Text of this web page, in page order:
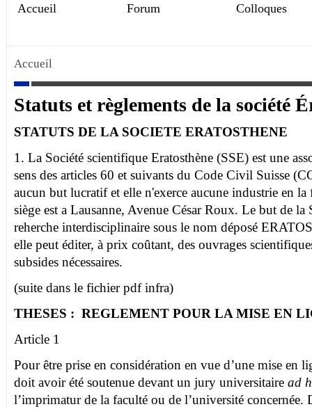
Accueil Forum Colloques
Accueil
Statuts et règlements de la société
STATUTS DE LA SOCIETE ERATOSTHENE
1. La Société scientifique Eratosthène (SSE) est une
sens des articles 60 et suivants du Code Civil Suisse
aucun but lucratif et elle n'exerce aucune industrie en
siège est a Lausanne, Avenue César Roux. Le but de
reherche interdisciplinaire sous le nom déposé
elle peut éditer, à prix coûtant, des ouvrages
subsides nécessaires.
(suite dans le fichier pdf infra)
THESES : REGLEMENT POUR LA MISE EN
Article 1
Pour être prise en considération en vue d’une mise en
doit avoir été soutenue devant un jury universitaire ad
l’imprimatur de la faculté ou de l’université concernée.